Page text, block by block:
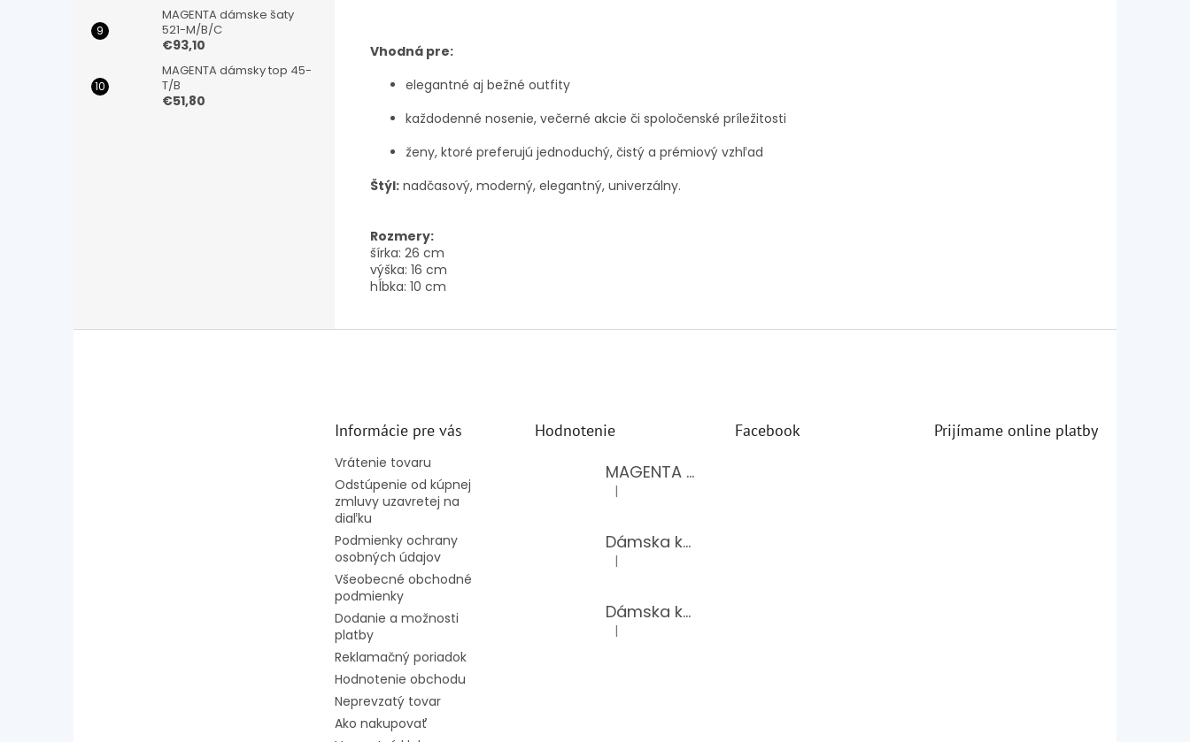
MAGENTA dámske šaty
521-M/B/C
€93,10
MAGENTA dámsky top 45-
T/B
€51,80
Vhodná pre:
elegantné aj bežné outfity
každodenné nosenie, večerné akcie či spoločenské príležitosti
ženy, ktoré preferujú jednoduchý, čistý a prémiový vzhľad
Štýl: nadčasový, moderný, elegantný, univerzálny.
Rozmery:
šírka: 26 cm
výška: 16 cm
hĺbka: 10 cm
Informácie pre vás
Vrátenie tovaru
Odstúpenie od kúpnej
zmluvy uzavretej na
diaľku
Podmienky ochrany
osobných údajov
Všeobecné obchodné
podmienky
Dodanie a možnosti
platby
Reklamačný poriadok
Hodnotenie obchodu
Neprevzatý tovar
Ako nakupovať
Hodnotenie
MAGENTA dámsky top 15-T/BLACK
Hodnotenie produktu je 5 z 5 hviezdičiek.
|
Dámska kožená kabelka LAURA BIAGGI 944-PINK
Hodnotenie produktu je 5 z 5 hviezdičiek.
|
Dámska kožená kabelka TS04-519/JEANS BLUE
Hodnotenie produktu je 5 z 5 hviezdičiek.
|
Facebook Prijímame online platby